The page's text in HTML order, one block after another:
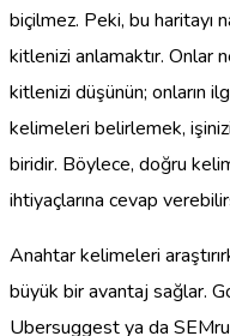
biçilmez. Peki, bu haritayı
kitlenizi anlamaktır. Onlar
kitlenizi düşünün; onların
kelimeleri belirlemek,
biridir. Böylece, doğru
ihtiyaçlarına cevap
Anahtar kelimeleri
büyük bir avantaj sağlar.
Ubersuggest ya da